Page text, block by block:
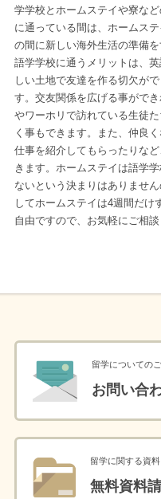
学学校とホームステイや寮な
に通っている間は、ホームス
の間に新しい海外生活の準備を
語学学校に通うメリットは、
しい土地で友達を作る切欠が
す。交友関係を広げる事がで
やワーホリで訪れている生徒
く事もできます。また、仲良
仕事を紹介してもらったりな
きます。ホームステイは語学
ないという決まりはありませ
してホームステイは4週間だけ
自由ですので、お気軽にご相談
留学についての
お問い合
留学に関する資
無料資料